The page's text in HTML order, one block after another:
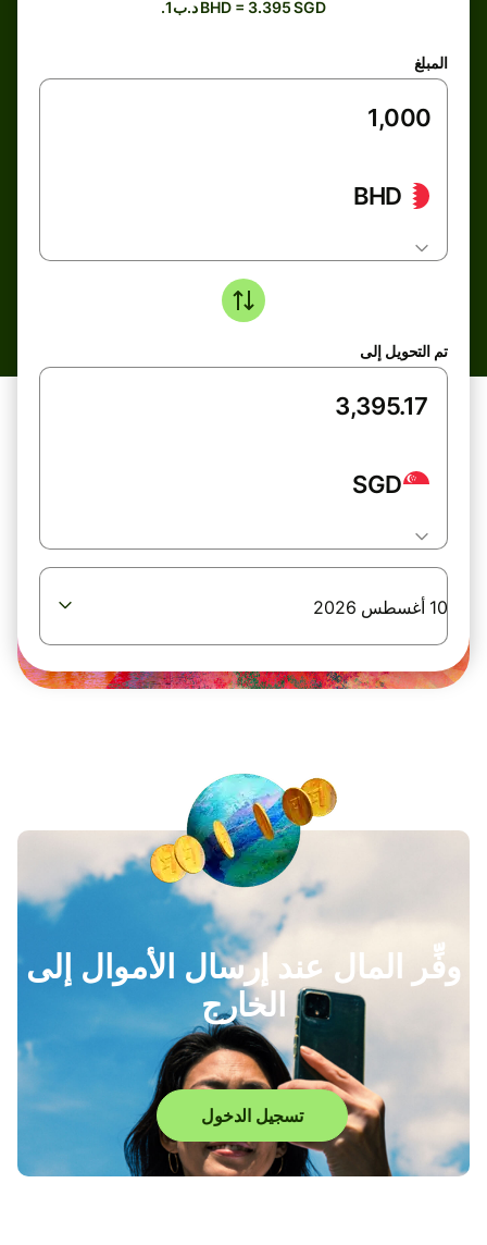
.د.ب1 BHD = 3.395 SGD
المبلغ
BHD
تم التحويل إلى
SGD
10 أغسطس 2026
وفِّر المال عند إرسال الأموال إلى
الخارج
تسجيل الدخول